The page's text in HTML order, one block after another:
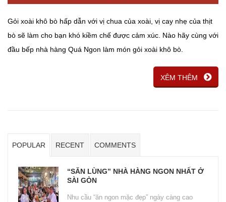
Gỏi xoài khô bò hấp dẫn với vị chua của xoài, vị cay nhẹ của thịt
bò sẽ làm cho bạn khó kiềm chế được cảm xúc. Nào hãy cùng với
đầu bếp nhà hàng Quá Ngon làm món gỏi xoài khô bò.
XÊM THÊM
POPULAR RECENT COMMENTS
“SĂN LÙNG” NHÀ HÀNG NGON NHẤT Ở
SÀI GÒN
Nhu cầu “ăn ngon mặc đẹp” ngày càng cao